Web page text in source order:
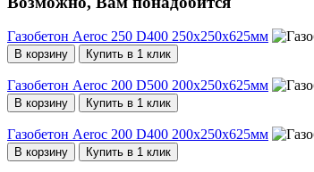
Газобетон Aeroc 250 D400 250х250х625мм
В корзину Купить в 1 клик
Газобетон Aeroc 200 D500 200х250х625мм
В корзину Купить в 1 клик
Газобетон Aeroc 200 D400 200х250х625мм
В корзину Купить в 1 клик